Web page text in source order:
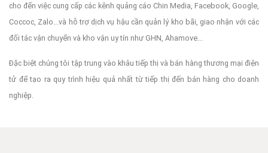
cho đến việc cung cấp các kênh quảng cáo Chin Media, Facebook, Google,
Coccoc, Zalo...và hỗ trợ dịch vụ hậu cần quản lý kho bãi, giao nhận với các
đối tác vận chuyển và kho vận uy tín như GHN, Ahamove...
Đặc biệt chúng tôi tập trung vào khâu tiếp thị và bán hàng thương mại điện
tử để tạo ra quy trình hiệu quả nhất từ tiếp thị đến bán hàng cho doanh
nghiệp.